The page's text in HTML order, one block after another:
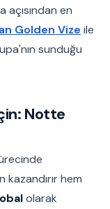
en
Golden Vize ile
sunduğu
Notte
hem
olarak